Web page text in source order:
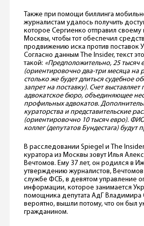
Также при помощи биллинга
журналистам удалось получить
которое Сергиенко отправил своему
Москвы, чтобы тот обеспечил
продвижению иска против поставок
Согласно данным The Insider, текст
такой: «Предположительно, 25 тысяч
(ориентировочно два-три месяца на
столько же будет длиться судебное
запрет на поставку). Счет выставляет
адвокатское бюро, объединяющее
профильных адвокатов.
кураторства и представительские
(ориентировочно 10 тысяч евро).
коллег (депутатов Бундестага) будут
В расследовании Spiegel и The
куратора из Москвы зовут Илья
Вечтомов. Ему 37 лет, он родился в
утверждению журналистов, Вечтомов
службе ФСБ, в девятом управление
информации, которое занимается
помощника депутата АдГ Владимира
вероятно, вышли потому, что он был
гражданином.